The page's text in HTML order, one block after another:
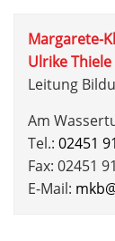
Margarete-
Ulrike Thiele
Leitung
Am
Tel.: 02451
Fax: 02451
E-Mail: